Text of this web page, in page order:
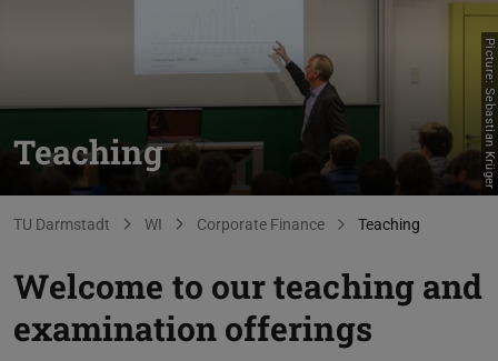
Teaching Picture: Sebastian Krüger
You are here:
TU Darmstadt WI Corporate Finance Teaching
Welcome to our teaching and
examination offerings